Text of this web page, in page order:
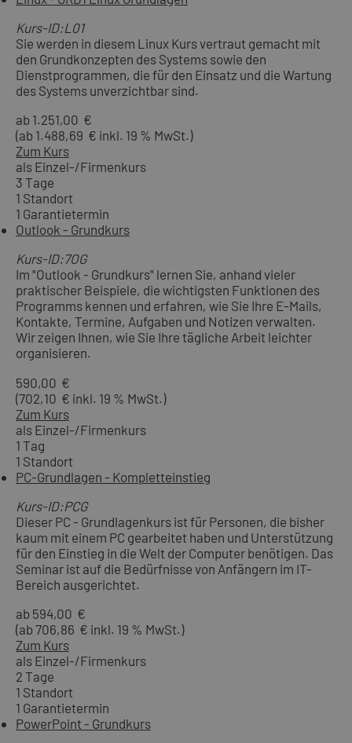
Kurs-ID:L01
Sie werden in diesem Linux Kurs vertraut gemacht mit
den Grundkonzepten des Systems sowie den
Dienstprogrammen, die für den Einsatz und die Wartung
des Systems unverzichtbar sind.
ab 1.251,00 €
(ab 1.488,69 € inkl. 19 % MwSt.)
Zum Kurs
als Einzel-/Firmenkurs
3 Tage
1 Standort
1 Garantietermin
Outlook - Grundkurs
Kurs-ID:7OG
Im "Outlook - Grundkurs" lernen Sie, anhand vieler
praktischer Beispiele, die wichtigsten Funktionen des
Programms kennen und erfahren, wie Sie Ihre E-Mails,
Kontakte, Termine, Aufgaben und Notizen verwalten.
Wir zeigen Ihnen, wie Sie Ihre tägliche Arbeit leichter
organisieren.
590,00 €
(702,10 € inkl. 19 % MwSt.)
Zum Kurs
als Einzel-/Firmenkurs
1 Tag
1 Standort
PC-Grundlagen - Kompletteinstieg
Kurs-ID:PCG
Dieser PC - Grundlagenkurs ist für Personen, die bisher
kaum mit einem PC gearbeitet haben und Unterstützung
für den Einstieg in die Welt der Computer benötigen. Das
Seminar ist auf die Bedürfnisse von Anfängern im IT-
Bereich ausgerichtet.
ab 594,00 €
(ab 706,86 € inkl. 19 % MwSt.)
Zum Kurs
als Einzel-/Firmenkurs
2 Tage
1 Standort
1 Garantietermin
PowerPoint - Grundkurs